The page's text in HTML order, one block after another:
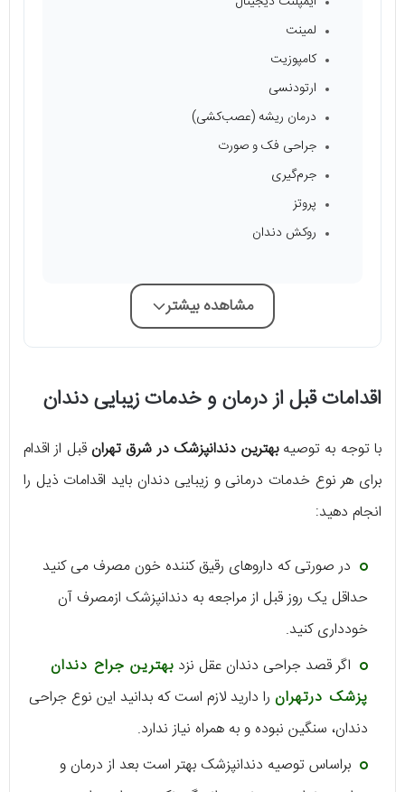
لمینت
کامپوزیت
ارتودنسی
درمان ریشه (عصب‌کشی)
جراحی فک و صورت
جرم‌گیری
پروتز
روکش دندان
مشاهده بیشتر
اقدامات قبل از درمان و خدمات زیبایی دندان
با توجه به توصیهبهترین دندانپزشک در شرق تهرانقبل از اقدام
برای هر نوع خدمات درمانی و زیبایی دندان باید اقدامات ذیل را
انجام دهید:
در صورتی که داروهای رقیق کننده خون مصرف می کنید
حداقل یک روز قبل از مراجعه به دندانپزشک ازمصرف آن
خودداری کنید.
اگر قصد جراحی دندان عقل نزد بهترین جراح دندان
پزشک درتهران را دارید لازم است که بدانید این نوع جراحی
دندان، سنگین نبوده و به همراه نیاز ندارد.
براساس توصیه دندانپزشک بهتر است بعد از درمان و